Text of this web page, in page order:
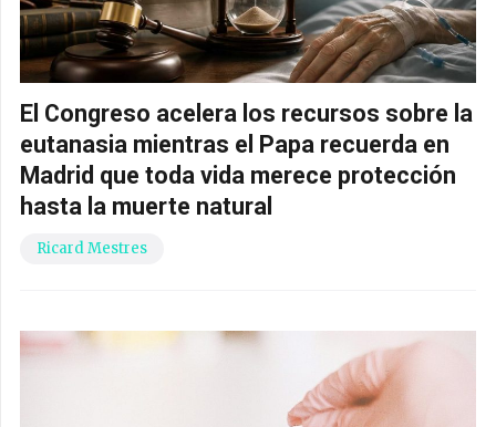
El Congreso acelera los recursos sobre la
eutanasia mientras el Papa recuerda en
Madrid que toda vida merece protección
hasta la muerte natural
Ricard Mestres